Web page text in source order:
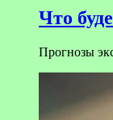
Что
Прогнозы